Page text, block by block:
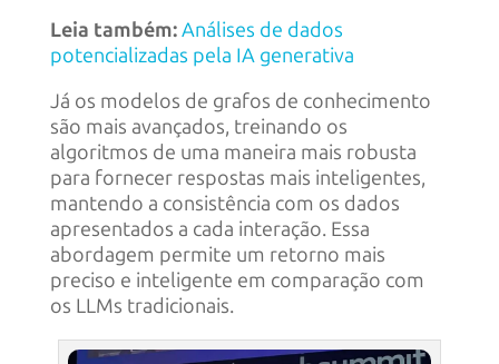
Leia também:Análises de dados
potencializadas pela IA generativa
Já os modelos de grafos de conhecimento
são mais avançados, treinando os
algoritmos de uma maneira mais robusta
para fornecer respostas mais inteligentes,
mantendo a consistência com os dados
apresentados a cada interação. Essa
abordagem permite um retorno mais
preciso e inteligente em comparação com
os LLMs tradicionais.